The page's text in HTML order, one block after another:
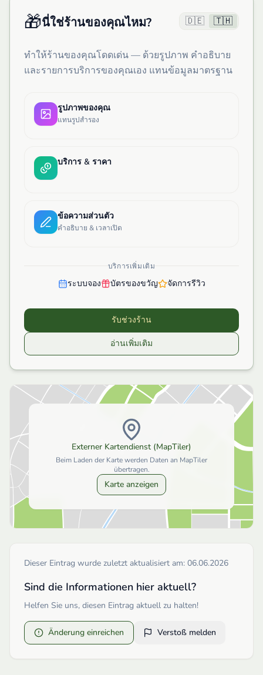
🎁นี่ใช่ร้านของคุณไหม? 🇩🇪 🇹🇭
ทำให้ร้านของคุณโดดเด่น — ด้วยรูปภาพ คำอธิบาย
และรายการบริการของคุณเอง แทนข้อมูลมาตรฐาน
รูปภาพของคุณ
แทนรูปสำรอง
บริการ & ราคา
ข้อความส่วนตัว
คำอธิบาย & เวลาเปิด
บริการเพิ่มเติม
ระบบจอง บัตรของขวัญ จัดการรีวิว
รับช่วงร้าน
อ่านเพิ่มเติม
Externer Kartendienst (MapTiler)
Beim Laden der Karte werden Daten an MapTiler
übertragen.
Karte anzeigen
Dieser Eintrag wurde zuletzt aktualisiert am: 06.06.2026
Sind die Informationen hier aktuell?
Helfen Sie uns, diesen Eintrag aktuell zu halten!
Änderung einreichen Verstoß melden